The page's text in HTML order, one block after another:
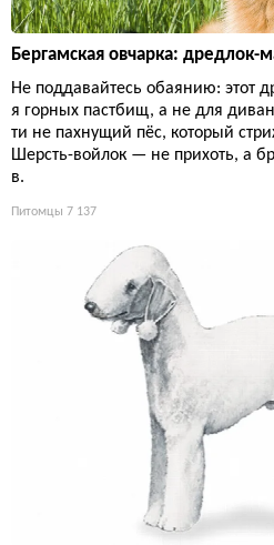
Бергамская овчарка: дредлок-
Не поддавайтесь обаянию: этот
я горных пастбищ, а не для
ти не пахнущий пёс, который
Шерсть-войлок — не прихоть, а
в.
Питомцы 7 137